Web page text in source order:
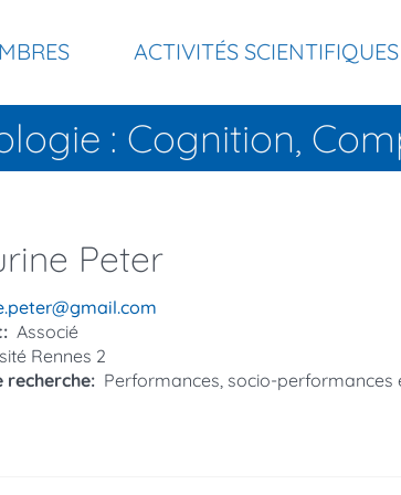
ACTIVITÉS SCIENTIFIQUES
: Cognition,
Peter
Associé
Rennes 2
recherche
Performances, socio-performances